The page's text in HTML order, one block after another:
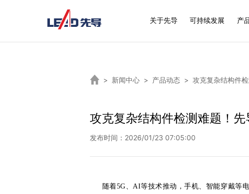
关于先导 可持续发展 产
> 新闻中心 > 产品动态 > 攻克复杂结构件
攻克复杂结构件检测难题！
发布时间：2026/01/23 07:05:00
随着5G、AI等技术推动，手机、智能穿戴等